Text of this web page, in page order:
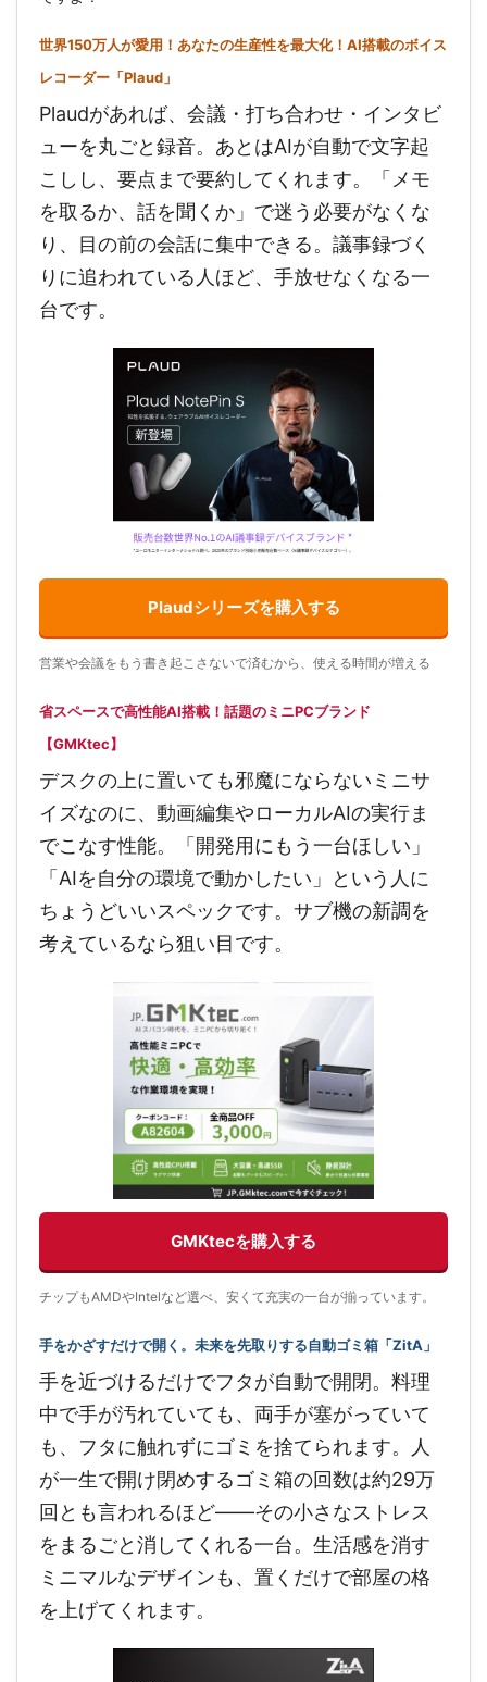
世界150万人が愛用！あなたの生産性を最大化！AI搭載のボイス
レコーダー「Plaud」
Plaudがあれば、会議・打ち合わせ・インタビ
ューを丸ごと録音。あとはAIが自動で文字起
こしし、要点まで要約してくれます。「メモ
を取るか、話を聞くか」で迷う必要がなくな
り、目の前の会話に集中できる。議事録づく
りに追われている人ほど、手放せなくなる一
台です。
Plaudシリーズを購入する
営業や会議をもう書き起こさないで済むから、使える時間が増える
省スペースで高性能AI搭載！話題のミニPCブランド
【GMKtec】
デスクの上に置いても邪魔にならないミニサ
イズなのに、動画編集やローカルAIの実行ま
でこなす性能。「開発用にもう一台ほしい」
「AIを自分の環境で動かしたい」という人に
ちょうどいいスペックです。サブ機の新調を
考えているなら狙い目です。
GMKtecを購入する
チップもAMDやIntelなど選べ、安くて充実の一台が揃っています。
手をかざすだけで開く。未来を先取りする自動ゴミ箱「ZitA」
手を近づけるだけでフタが自動で開閉。料理
中で手が汚れていても、両手が塞がっていて
も、フタに触れずにゴミを捨てられます。人
が一生で開け閉めするゴミ箱の回数は約29万
回とも言われるほど——その小さなストレス
をまるごと消してくれる一台。生活感を消す
ミニマルなデザインも、置くだけで部屋の格
を上げてくれます。